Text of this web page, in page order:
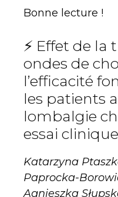
Bonne lecture !
⚡️ Effet de la
ondes de
l’efficacité
les patients
lombalgie
essai
Katarzyna
Paprocka-
Agnieszka